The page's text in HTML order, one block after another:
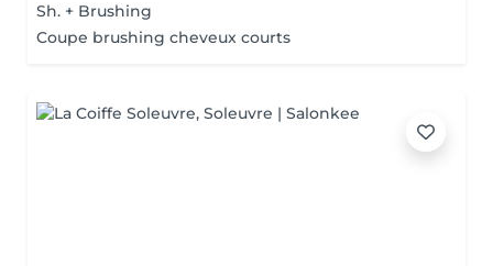
Sh. + Brushing
Coupe brushing cheveux courts